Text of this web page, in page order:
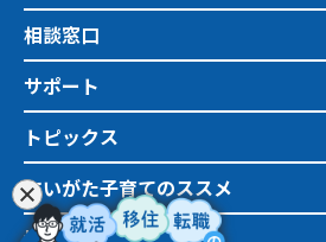
相談窓口
サポート
トピックス
にいがた子育てのススメ